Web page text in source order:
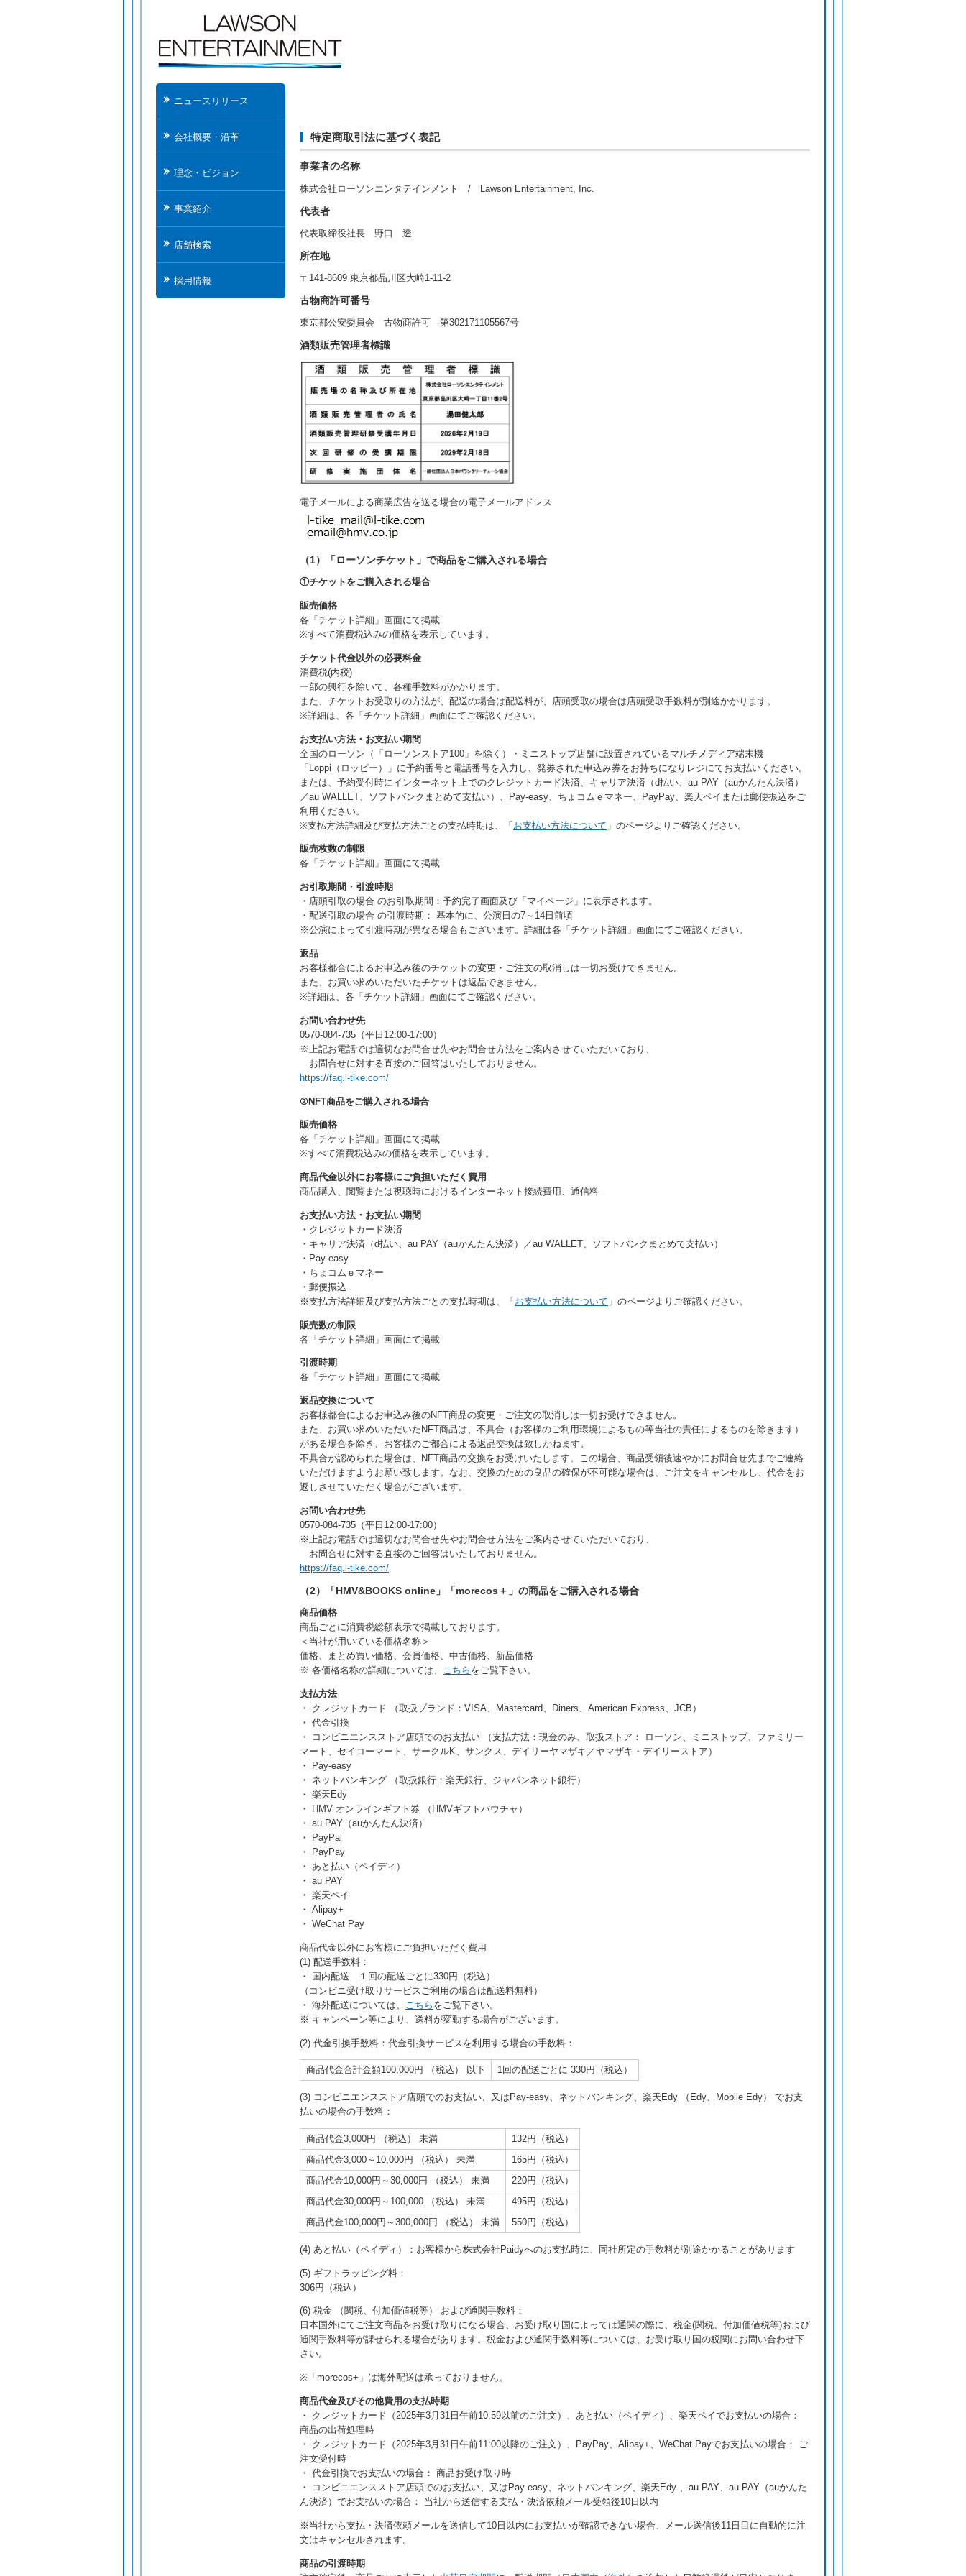
ニュースリリース
会社概要・沿革
理念・ビジョン
事業紹介
店舗検索
採用情報
特定商取引法に基づく表記
事業者の名称
株式会社ローソンエンタテインメント / Lawson Entertainment, Inc.
代表者
代表取締役社長 野口 透
所在地
〒141-8609 東京都品川区大崎1-11-2
古物商許可番号
東京都公安委員会 古物商許可 第302171105567号
酒類販売管理者標識
電子メールによる商業広告を送る場合の電子メールアドレス
（1）「ローソンチケット」で商品をご購入される場合
①チケットをご購入される場合
販売価格
各「チケット詳細」画面にて掲載
※すべて消費税込みの価格を表示しています。
チケット代金以外の必要料金
消費税(内税)
一部の興行を除いて、各種手数料がかかります。
また、チケットお受取りの方法が、配送の場合は配送料が、店頭受取の場合は店頭受取手数料が別途かかります。
※詳細は、各「チケット詳細」画面にてご確認ください。
お支払い方法・お支払い期間
全国のローソン（「ローソンストア100」を除く）・ミニストップ店舗に設置されているマルチメディア端末機
「Loppi（ロッピー）」に予約番号と電話番号を入力し、発券された申込み券をお持ちになりレジにてお支払いください。
または、予約受付時にインターネット上でのクレジットカード決済、キャリア決済（d払い、au PAY（auかんたん決済）
／au WALLET、ソフトバンクまとめて支払い）、Pay-easy、ちょコムｅマネー、PayPay、楽天ペイまたは郵便振込をご
利用ください。
※支払方法詳細及び支払方法ごとの支払時期は、「お支払い方法について 」のページよりご確認ください。
販売枚数の制限
各「チケット詳細」画面にて掲載
お引取期間・引渡時期
・店頭引取の場合 のお引取期間：予約完了画面及び「マイページ」に表示されます。
・配送引取の場合 の引渡時期： 基本的に、公演日の7～14日前頃
※公演によって引渡時期が異なる場合もございます。詳細は各「チケット詳細」画面にてご確認ください。
返品
お客様都合によるお申込み後のチケットの変更・ご注文の取消しは一切お受けできません。
また、お買い求めいただいたチケットは返品できません。
※詳細は、各「チケット詳細」画面にてご確認ください。
お問い合わせ先
0570-084-735（平日12:00-17:00）
※上記お電話では適切なお問合せ先やお問合せ方法をご案内させていただいており、
お問合せに対する直接のご回答はいたしておりません。
https://faq.l-tike.com/
②NFT商品をご購入される場合
販売価格
各「チケット詳細」画面にて掲載
※すべて消費税込みの価格を表示しています。
商品代金以外にお客様にご負担いただく費用
商品購入、閲覧または視聴時におけるインターネット接続費用、通信料
お支払い方法・お支払い期間
・クレジットカード決済
・キャリア決済（d払い、au PAY（auかんたん決済）／au WALLET、ソフトバンクまとめて支払い）
・Pay-easy
・ちょコムｅマネー
・郵便振込
※支払方法詳細及び支払方法ごとの支払時期は、「 お支払い方法について 」のページよりご確認ください。
販売数の制限
各「チケット詳細」画面にて掲載
引渡時期
各「チケット詳細」画面にて掲載
返品交換について
お客様都合によるお申込み後のNFT商品の変更・ご注文の取消しは一切お受けできません。
また、お買い求めいただいたNFT商品は、不具合（お客様のご利用環境によるもの等当社の責任によるものを除きます）
がある場合を除き、お客様のご都合による返品交換は致しかねます。
不具合が認められた場合は、NFT商品の交換をお受けいたします。この場合、商品受領後速やかにお問合せ先までご連絡
いただけますようお願い致します。なお、交換のための良品の確保が不可能な場合は、ご注文をキャンセルし、代金をお
返しさせていただく場合がございます。
お問い合わせ先
0570-084-735（平日12:00-17:00）
※上記お電話では適切なお問合せ先やお問合せ方法をご案内させていただいており、
お問合せに対する直接のご回答はいたしておりません。
https://faq.l-tike.com/
（2）「HMV&BOOKS online」「morecos＋」の商品をご購入される場合
商品価格
商品ごとに消費税総額表示で掲載しております。
＜当社が用いている価格名称＞
価格、まとめ買い価格、会員価格、中古価格、新品価格
※ 各価格名称の詳細については、 こちら をご覧下さい。
支払方法
・ クレジットカード （取扱ブランド：VISA、Mastercard、Diners、American Express、JCB）
・ 代金引換
・ コンビニエンスストア店頭でのお支払い （支払方法：現金のみ、取扱ストア： ローソン、ミニストップ、ファミリー
マート、セイコーマート、サークルK、サンクス、デイリーヤマザキ／ヤマザキ・デイリーストア）
・ Pay-easy
・ ネットバンキング （取扱銀行：楽天銀行、ジャパンネット銀行）
・ 楽天Edy
・ HMV オンラインギフト券 （HMVギフトバウチャ）
・ au PAY（auかんたん決済）
・ PayPal
・ PayPay
・ あと払い（ペイディ）
・ au PAY
・ 楽天ペイ
・ Alipay+
・ WeChat Pay
商品代金以外にお客様にご負担いただく費用
(1) 配送手数料：
・ 国内配送 １回の配送ごとに330円（税込）
（コンビニ受け取りサービスご利用の場合は配送料無料）
・ 海外配送については、
こちら をご覧下さい。
※ キャンペーン等により、送料が変動する場合がございます。
(2) 代金引換手数料：代金引換サービスを利用する場合の手数料：
商品代金合計金額100,000円 （税込） 以下 1回の配送ごとに 330円（税込）
(3) コンビニエンスストア店頭でのお支払い、又はPay-easy、ネットバンキング、楽天Edy （Edy、Mobile Edy） でお支
払いの場合の手数料：
商品代金3,000円 （税込） 未満
132円（税込）
商品代金3,000～10,000円 （税込） 未満
165円（税込）
商品代金10,000円～30,000円 （税込） 未満
220円（税込）
商品代金30,000円～100,000 （税込） 未満
495円（税込）
商品代金100,000円～300,000円 （税込） 未満
550円（税込）
(4) あと払い（ペイディ）：お客様から株式会社Paidyへのお支払時に、同社所定の手数料が別途かかることがあります
(5) ギフトラッピング料：
306円（税込）
(6) 税金 （関税、付加価値税等） および通関手数料：
日本国外にてご注文商品をお受け取りになる場合、お受け取り国によっては通関の際に、税金(関税、付加価値税等)および
通関手数料等が課せられる場合があります。税金および通関手数料等については、お受け取り国の税関にお問い合わせ下
さい。
※「morecos+」は海外配送は承っておりません。
商品代金及びその他費用の支払時期
・ クレジットカード（2025年3月31日午前10:59以前のご注文）、あと払い（ペイディ）、楽天ペイでお支払いの場合：
商品の出荷処理時
・ クレジットカード（2025年3月31日午前11:00以降のご注文）、PayPay、Alipay+、WeChat Payでお支払いの場合： ご
注文受付時
・ 代金引換でお支払いの場合： 商品お受け取り時
・ コンビニエンスストア店頭でのお支払い、又はPay-easy、ネットバンキング、楽天Edy 、au PAY、au PAY（auかんた
ん決済）でお支払いの場合： 当社から送信する支払・決済依頼メール受領後10日以内
※当社から支払・決済依頼メールを送信して10日以内にお支払いが確認できない場合、メール送信後11日目に自動的に注
文はキャンセルされます。
商品の引渡時期